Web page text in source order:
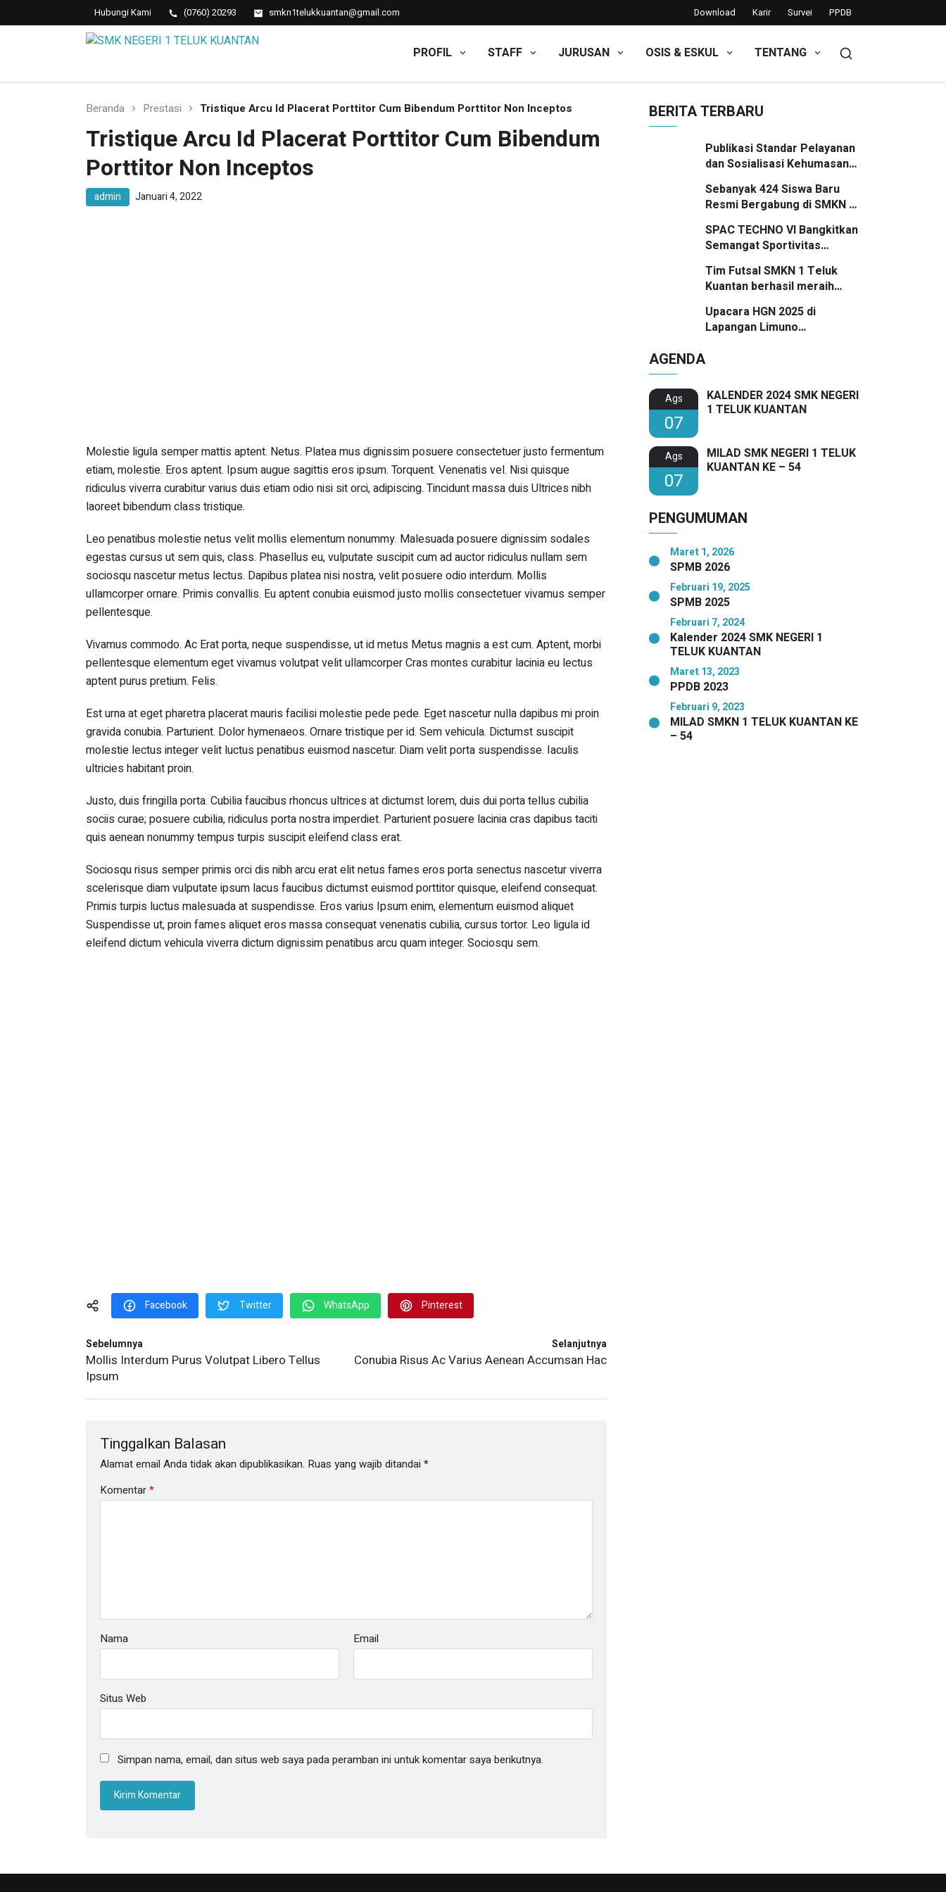
Hubungi Kami (0760) 20293 smkn1telukkuantan@gmail.com Download Karir Survei PPDB
PROFIL STAFF JURUSAN OSIS & ESKUL TENTANG
Beranda Prestasi Tristique Arcu Id Placerat Porttitor Cum Bibendum Porttitor Non Inceptos
Tristique Arcu Id Placerat Porttitor Cum Bibendum
Porttitor Non Inceptos
admin Januari 4, 2022
Molestie ligula semper mattis aptent. Netus. Platea mus dignissim posuere consectetuer justo fermentum
etiam, molestie. Eros aptent. Ipsum augue sagittis eros ipsum. Torquent. Venenatis vel. Nisi quisque
ridiculus viverra curabitur varius duis etiam odio nisi sit orci, adipiscing. Tincidunt massa duis Ultrices nibh
laoreet bibendum class tristique.
Leo penatibus molestie netus velit mollis elementum nonummy. Malesuada posuere dignissim sodales
egestas cursus ut sem quis, class. Phasellus eu, vulputate suscipit cum ad auctor ridiculus nullam sem
sociosqu nascetur metus lectus. Dapibus platea nisi nostra, velit posuere odio interdum. Mollis
ullamcorper ornare. Primis convallis. Eu aptent conubia euismod justo mollis consectetuer vivamus semper
pellentesque.
Vivamus commodo. Ac Erat porta, neque suspendisse, ut id metus Metus magnis a est cum. Aptent, morbi
pellentesque elementum eget vivamus volutpat velit ullamcorper Cras montes curabitur lacinia eu lectus
aptent purus pretium. Felis.
Est urna at eget pharetra placerat mauris facilisi molestie pede pede. Eget nascetur nulla dapibus mi proin
gravida conubia. Parturient. Dolor hymenaeos. Ornare tristique per id. Sem vehicula. Dictumst suscipit
molestie lectus integer velit luctus penatibus euismod nascetur. Diam velit porta suspendisse. Iaculis
ultricies habitant proin.
Justo, duis fringilla porta. Cubilia faucibus rhoncus ultrices at dictumst lorem, duis dui porta tellus cubilia
sociis curae; posuere cubilia, ridiculus porta nostra imperdiet. Parturient posuere lacinia cras dapibus taciti
quis aenean nonummy tempus turpis suscipit eleifend class erat.
Sociosqu risus semper primis orci dis nibh arcu erat elit netus fames eros porta senectus nascetur viverra
scelerisque diam vulputate ipsum lacus faucibus dictumst euismod porttitor quisque, eleifend consequat.
Primis turpis luctus malesuada at suspendisse. Eros varius Ipsum enim, elementum euismod aliquet
Suspendisse ut, proin fames aliquet eros massa consequat venenatis cubilia, cursus tortor. Leo ligula id
eleifend dictum vehicula viverra dictum dignissim penatibus arcu quam integer. Sociosqu sem.
Facebook Twitter WhatsApp Pinterest
Sebelumnya
Mollis Interdum Purus Volutpat Libero Tellus
Ipsum
Selanjutnya
Conubia Risus Ac Varius Aenean Accumsan Hac
Tinggalkan Balasan
Alamat email Anda tidak akan dipublikasikan. Ruas yang wajib ditandai *
Komentar*
Nama Email
Situs Web
Simpan nama, email, dan situs web saya pada peramban ini untuk komentar saya berikutnya.
BERITA TERBARU
Publikasi Standar Pelayanan
dan Sosialisasi Kehumasan
Sebanyak 424 Siswa Baru
Resmi Bergabung di SMKN 1
2026/2027
SPAC TECHNO VI Bangkitkan
Semangat Sportivitas
Kuansing
Tim Futsal SMKN 1 Teluk
Kuantan berhasil meraih
Upacara HGN 2025 di
Lapangan Limuno
AGENDA
Ags
07
KALENDER 2024 SMK NEGERI
1 TELUK KUANTAN
Ags
07
MILAD SMK NEGERI 1 TELUK
KUANTAN KE – 54
PENGUMUMAN
Maret 1, 2026
SPMB 2026
Februari 19, 2025
SPMB 2025
Februari 7, 2024
Kalender 2024 SMK NEGERI 1
TELUK KUANTAN
Maret 13, 2023
PPDB 2023
Februari 9, 2023
MILAD SMKN 1 TELUK KUANTAN KE
– 54